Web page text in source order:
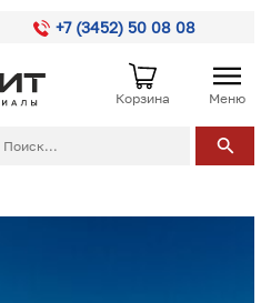
+7 (3452) 50 08 08
Корзина Меню